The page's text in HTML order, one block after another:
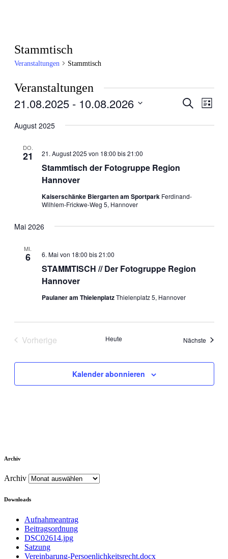
Stammtisch
Veranstaltungen Stammtisch
Veranstaltungen
und
Suche
Liste
21.08.2025 - 10.08.2026
wählen.
August 2025
DO.
21
Stammtisch der Fotogruppe Region
Hannover
21. August 2025 von 18:00 bis21:00
Kaiserschänke Biergarten am Sportpark Ferdinand-
Wilhlem-Frickwe-Weg 5, Hannover
Mai 2026
MI.
6
STAMMTISCH // Der Fotogruppe Region
Hannover
6. Mai von 18:00 bis21:00
Paulaner am ThielenplatzThielenplatz 5, Hannover
Vorherige
Heute Nächste
Kalender abonnieren
Archiv
Archiv
Downloads
Aufnahmeantrag
Beitragsordnung
DSC02614.jpg
Satzung
Vereinbarung-Persoenlichkeitsrecht.docx